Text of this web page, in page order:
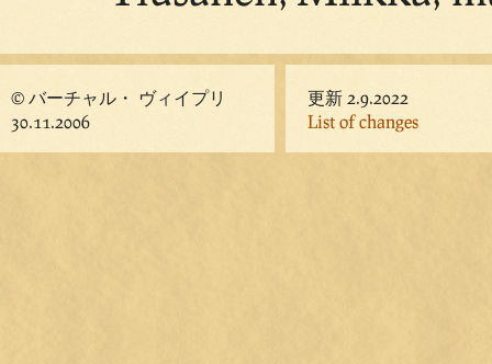
© バーチャル・ ヴィイプリ
30.11.2006
更新 2.9.2022
List of changes